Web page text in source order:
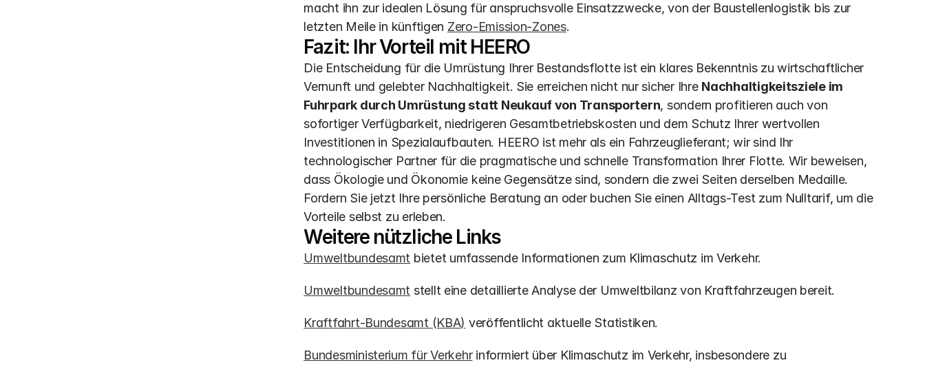
macht ihn zur idealen Lösung für anspruchsvolle Einsatzzwecke, von der Baustellenlogistik bis zur
letzten Meile in künftigen Zero-Emission-Zones.
Fazit: Ihr Vorteil mit HEERO
Die Entscheidung für die Umrüstung Ihrer Bestandsflotte ist ein klares Bekenntnis zu wirtschaftlicher
Vernunft und gelebter Nachhaltigkeit. Sie erreichen nicht nur sicher Ihre Nachhaltigkeitsziele im
Fuhrpark durch Umrüstung statt Neukauf von Transportern, sondern profitieren auch von
sofortiger Verfügbarkeit, niedrigeren Gesamtbetriebskosten und dem Schutz Ihrer wertvollen
Investitionen in Spezialaufbauten. HEERO ist mehr als ein Fahrzeuglieferant; wir sind Ihr
technologischer Partner für die pragmatische und schnelle Transformation Ihrer Flotte. Wir beweisen,
dass Ökologie und Ökonomie keine Gegensätze sind, sondern die zwei Seiten derselben Medaille.
Fordern Sie jetzt Ihre persönliche Beratung an oder buchen Sie einen Alltags-Test zum Nulltarif, um die
Vorteile selbst zu erleben.
Weitere nützliche Links
Umweltbundesamt bietet umfassende Informationen zum Klimaschutz im Verkehr.
Umweltbundesamt stellt eine detaillierte Analyse der Umweltbilanz von Kraftfahrzeugen bereit.
Kraftfahrt-Bundesamt (KBA) veröffentlicht aktuelle Statistiken.
Bundesministerium für Verkehr informiert über Klimaschutz im Verkehr, insbesondere zu